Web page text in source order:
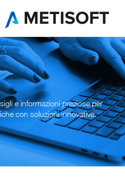
e informazioni preziose per
con soluzioni innovative.